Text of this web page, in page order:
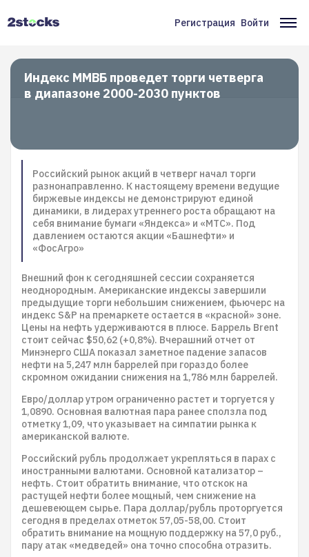
Меню
учётной
записи
пользователя
Регистрация Войти
Индекс ММВБ проведет торги четверга
в диапазоне 2000-2030 пунктов
Российский рынок акций в четверг начал торги
разнонаправленно. К настоящему времени ведущие
биржевые индексы не демонстрируют единой
динамики, в лидерах утреннего роста обращают на
себя внимание бумаги «Яндекса» и «МТС». Под
давлением остаются акции «Башнефти» и
«ФосАгро»
Внешний фон к сегодняшней сессии сохраняется
неоднородным. Американские индексы завершили
предыдущие торги небольшим снижением, фьючерс на
индекс S&P на премаркете остается в «красной» зоне.
Цены на нефть удерживаются в плюсе. Баррель Brent
стоит сейчас $50,62 (+0,8%). Вчерашний отчет от
Минэнерго США показал заметное падение запасов
нефти на 5,247 млн баррелей при гораздо более
скромном ожидании снижения на 1,786 млн баррелей.
Евро/доллар утром ограниченно растет и торгуется у
1,0890. Основная валютная пара ранее сползла под
отметку 1,09, что указывает на симпатии рынка к
американской валюте.
Российский рубль продолжает укрепляться в парах с
иностранными валютами. Основной катализатор –
нефть. Стоит обратить внимание, что отскок на
растущей нефти более мощный, чем снижение на
дешевеющем сырье. Пара доллар/рубль проторгуется
сегодня в пределах отметок 57,05-58,00. Стоит
обратить внимание на мощную поддержку на 57,0 руб.,
пару атак «медведей» она точно способна отразить.